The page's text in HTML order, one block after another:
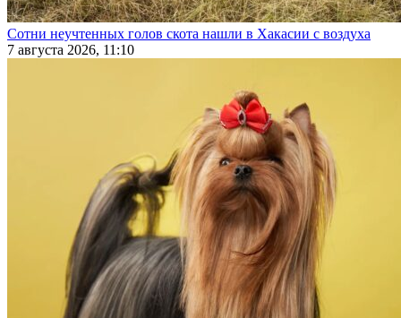
Сотни неучтенных голов скота нашли в Хакасии с воздуха
7 августа 2026, 11:10